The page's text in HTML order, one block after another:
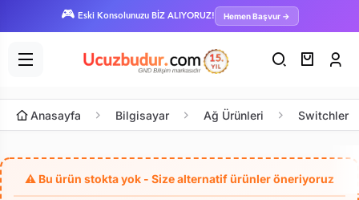
🎮 Eski Konsolunuzu BİZ ALIYORUZ! Hemen Başvur →
Anasayfa Bilgisayar Ağ Ürünleri Switchler